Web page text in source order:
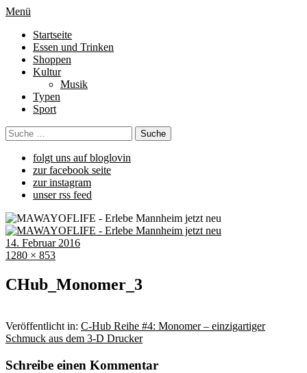
Menü
Startseite
Essen und Trinken
Shoppen
Kultur
Musik
Typen
Sport
folgt uns auf bloglovin
zur facebook seite
zur instagram
unser rss feed
14. Februar 2016
1280 × 853
CHub_Monomer_3
Veröffentlicht in: C-Hub Reihe #4: Monomer – einzigartiger
Schmuck aus dem 3-D Drucker
Schreibe einen Kommentar